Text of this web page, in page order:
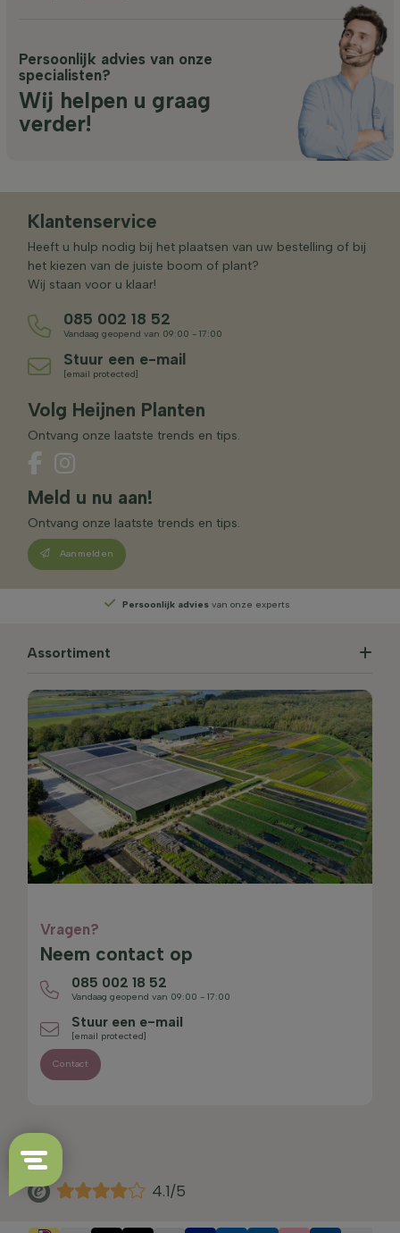
Persoonlijk advies van onze
specialisten?
Wij helpen u graag
verder!
Klantenservice
Heeft u hulp nodig bij het plaatsen van uw bestelling of bij
het kiezen van de juiste boom of plant?
Wij staan voor u klaar!
085 002 18 52
Vandaag geopend van 09:00 - 17:00
Stuur een e-mail
[email protected]
Volg Heijnen Planten
Ontvang onze laatste trends en tips.
Meld u nu aan!
Ontvang onze laatste trends en tips.
Aanmelden
Persoonlijk advies van onze experts
Assortiment
Vragen?
Neem contact op
085 002 18 52
Vandaag geopend van 09:00 - 17:00
Stuur een e-mail
[email protected]
Contact
4.1/5